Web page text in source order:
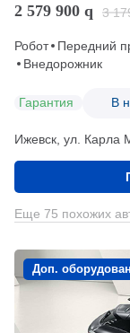
2 579 900 q 3
Робот Передний
Внедорожник
Гарантия В
Ижевск, ул. Карла
Еще 75 похожих
Доп.